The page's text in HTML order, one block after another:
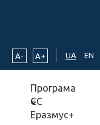
A- A+ UA EN
Програма
ЄС
Еразмус+